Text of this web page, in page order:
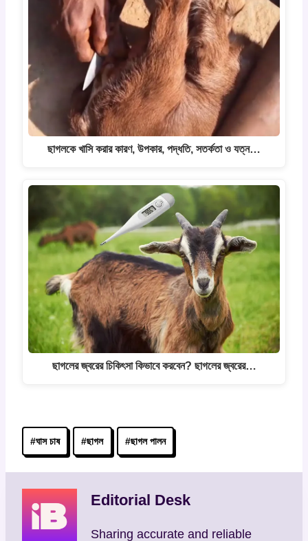
ছাগলকে খাসি করার কারণ, উপকার, পদ্ধতি, সতর্কতা ও যত্ন…
ছাগলের জ্বরের চিকিৎসা কিভাবে করবেন? ছাগলের জ্বরের…
Post
Tags:
#ঘাস চাষ #ছাগল #ছাগল পালন
Editorial Desk
Sharing accurate and reliable